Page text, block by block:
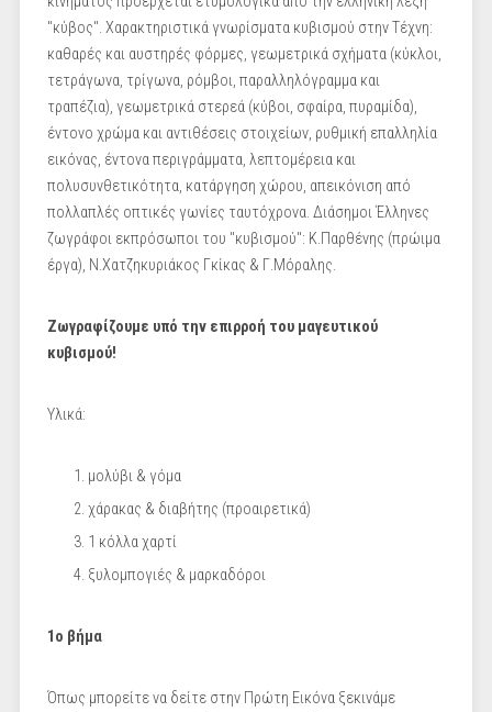
"κύβος". Χαρακτηριστικά γνωρίσματα κυβισμού στην Τέχνη:
καθαρές και αυστηρές φόρμες, γεωμετρικά σχήματα (κύκλοι,
τετράγωνα, τρίγωνα, ρόμβοι, παραλληλόγραμμα και
τραπέζια), γεωμετρικά στερεά (κύβοι, σφαίρα, πυραμίδα),
έντονο χρώμα και αντιθέσεις στοιχείων, ρυθμική επαλληλία
εικόνας, έντονα περιγράμματα, λεπτομέρεια και
πολυσυνθετικότητα, κατάργηση χώρου, απεικόνιση από
πολλαπλές οπτικές γωνίες ταυτόχρονα. Διάσημοι Έλληνες
ζωγράφοι εκπρόσωποι του "κυβισμού": Κ.Παρθένης (πρώιμα
έργα), Ν.Χατζηκυριάκος Γκίκας & Γ.Μόραλης.
Ζωγραφίζουμε υπό την επιρροή του μαγευτικού
κυβισμού!
Υλικά:
μολύβι & γόμα
χάρακας & διαβήτης (προαιρετικά)
1 κόλλα χαρτί
ξυλομπογιές & μαρκαδόροι
1ο βήμα
Όπως μπορείτε να δείτε στην Πρώτη Εικόνα ξεκινάμε